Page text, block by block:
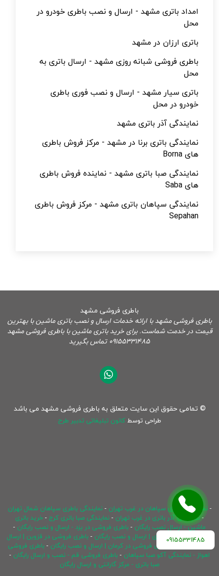
امداد باتری مشهد - ارسال و نصب باطری خودرو در
محل
باتری ارزان در مشهد
باطری فروشی شبانه روزی مشهد - ارسال باتری به
محل
باتری سیار مشهد - ارسال و نصب فوری باطری
خودرو در محل
نمایندگی آذر باتری مشهد
نمایندگی باتری برنا در مشهد - مرکز فروش باطری
های Borna
نمایندگی صبا باتری مشهد - نماینده فروش باطری
های Saba
نمایندگی سپاهان باتری مشهد - مرکز فروش باطری
Sepahan
باطری فروشی مشهد
باطری فروشی مشهد با ارائه خدمات ارسال و نصب باتری ماشین با بهترین
قیمت در خدمت شماست. برای خرید باتری ماشین با باطری فروشی مشهد
09155331485 تماس بگیرید
© تمامی حقوق این سایت متعلق به باطری فروشی مشهد می باشد
طراحی توسطکانون تبلیغاتی تدبیر طرح
09155331485
-نمایندگی باطری سپاهان در غرب تهران -نمایندگی باطری سپاهان شمال تهران
-نمایندگی آذر باتری در غرب تهران -نمایندگی صبا باتری کرج-خرید باتری
ماشین - ارسال نصب رایگان -باطری فروشی در یزد - ارسال و نصب رایگان -
باطری فروشی در ساری | ارسال و نصب رایگان -باطری فروشی در قزوین | ارسال
و نصب رایگان
باطری فروشی در کرمان | ارسال و نصب رایگان -باطری فروشی
اهواز - نمایندگی آکو صبا سپاهان -باطری فروشی قم - نصب و ارسال رایگان -
صبا باتری - مرکز گارانتی و ارسال رایگان